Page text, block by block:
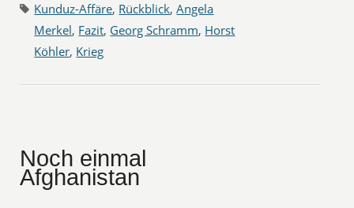
Kunduz-Affäre, Rückblick,Angela
Merkel, Fazit, Georg Schramm, Horst
Köhler, Krieg
Noch einmal
Afghanistan